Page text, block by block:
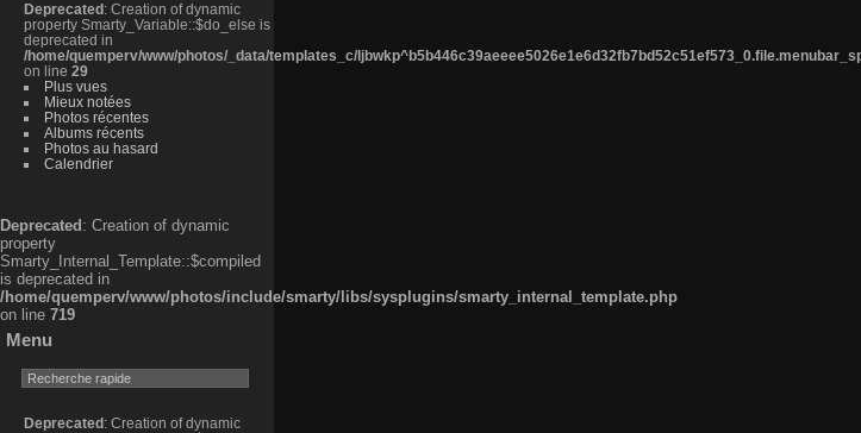
Deprecated : Creation of dynamic
property Smarty_Variable::$do_else is
deprecated in
/home/quemperv/www/photos/_data/templates_c/
on line 29
Plus vues
Mieux notées
Photos récentes
Albums récents
Photos au hasard
Calendrier
Deprecated : Creation of dynamic
property
Smarty_Internal_Template::$compiled
is deprecated in
/home/quemperv/www/photos/include/smarty/libs/sysplugins/smarty_internal_template.php
on line 719
Menu
Deprecated : Creation of dynamic